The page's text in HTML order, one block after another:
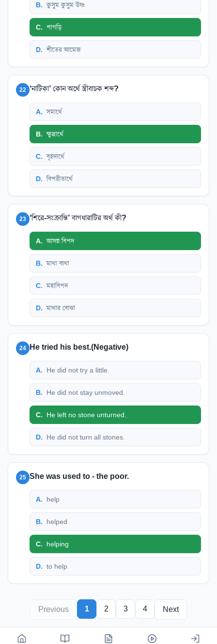
B. কুসুম কুসুম উষ্ণ
C. পাগড়ি
D. শীতের আমেজ
22 ‘নাটিকা’ কোন অর্থে স্ত্রীবাচক শব্দ?
A. সমার্থে
B. ক্ষুদ্রার্থে
C. বৃহদার্থে
D. বিপরীতার্থে
23 ‘শিরে-সংক্রান্তি’ বাগধারাটির অর্থ কী?
A. আসন্ন বিপদ
B. মাথা ব্যথা
C. মহাবিপদ
D. মাথার বোঝা
24 He tried his best.(Negative)
A. He did not try a little.
B. He did not stay unmoved.
C. He left no stone unturned.
D. He did not turn all stones.
25 She was used to - the poor.
A. help
B. helped
C. helping
D. to help
Previous 1 2 3 4 Next